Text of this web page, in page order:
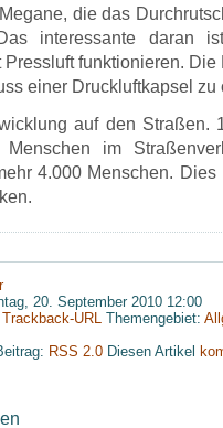
die das
interessante daran
Pressluft funktionieren.
einer Druckluftkapsel zu
auf den Straßen.
im
4.000 Menschen.
20. September 2010 12:00
Trackback-URL Themengebiet:
RSS 2.0 Diesen Artikel